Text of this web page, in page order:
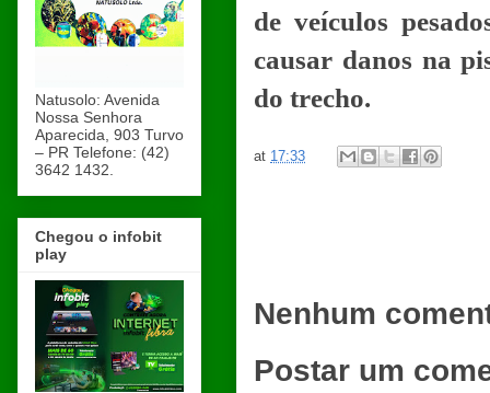
de veículos
causar danos na
do trecho.
at 17:33
Nenhum
Postar um
Natusolo: Avenida
Nossa Senhora
Aparecida, 903 Turvo
– PR Telefone: (42)
3642 1432.
Chegou o infobit
play